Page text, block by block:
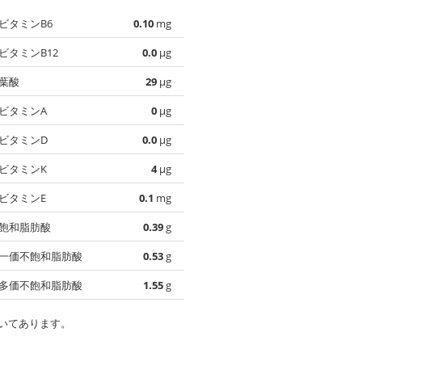
ビタミンB6 0.10 mg
ビタミンB12
0.0 µg
酸
29 µg
ビタミンA
0 µg
ビタミンD
0.0 µg
ビタミンK
4µg
ビタミンE
0.1 mg
和脂肪酸
0.39g
価不飽和脂肪酸
0.53g
多価不飽和脂肪酸
1.55g
あります。